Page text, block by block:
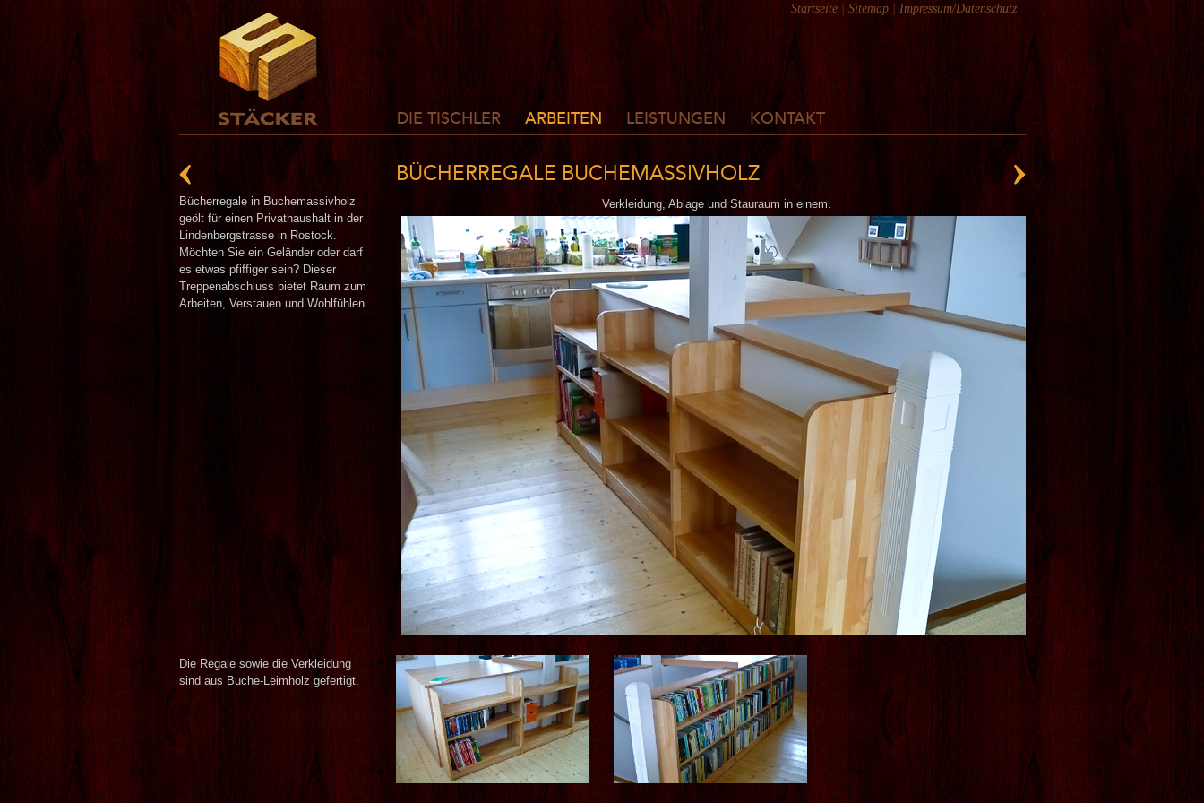
Startseite| Sitemap| Impressum/Datenschutz
DIE TISCHLER ARBEITEN LEISTUNGEN KONTAKT
Bücherregale in Buchemassivholz
geölt für einen Privathaushalt in der
Lindenbergstrasse in Rostock.
Möchten Sie ein Geländer oder darf
es etwas pfiffiger sein? Dieser
Treppenabschluss bietet Raum zum
Arbeiten, Verstauen und Wohlfühlen.
BÜCHERREGALE BUCHEMASSIVHOLZ
Verkleidung, Ablage und Stauraum in einem.
Die Regale sowie die Verkleidung
sind aus Buche-Leimholz gefertigt.